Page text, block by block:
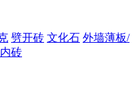
劈开砖 文化石 外墙薄板/
砖